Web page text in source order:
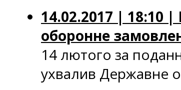
14.02.2017 | 18:10
оборонне
14 лютого за
ухвалив Державне